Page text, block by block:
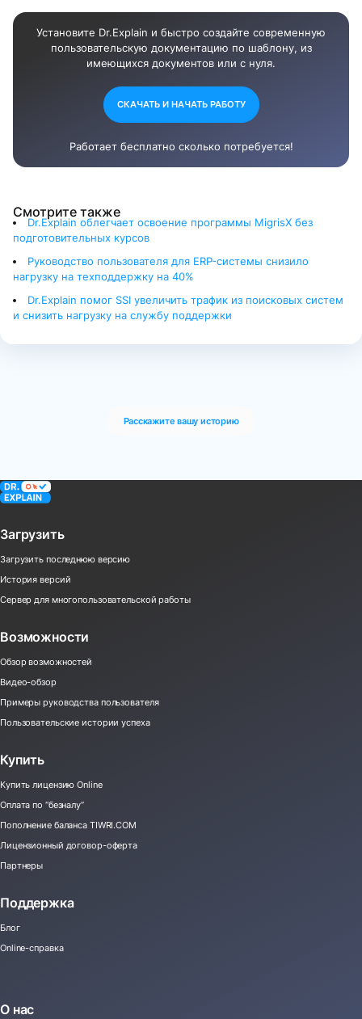
Установите Dr.Explain и быстро создайте современную
пользовательскую документацию по шаблону, из
имеющихся документов или с нуля.
СКАЧАТЬ И НАЧАТЬ РАБОТУ
Работает бесплатно сколько потребуется!
Смотрите также
Dr.Explain облегчает освоение программы MigrisX без
подготовительных курсов
Руководство пользователя для ERP-системы снизило
нагрузку на техподдержку на 40%
Dr.Explain помог SSI увеличить трафик из поисковых систем
и снизить нагрузку на службу поддержки
Расскажите вашу историю
Загрузить
Загрузить последнюю версию
История версий
Сервер для многопользовательской работы
Возможности
Обзор возможностей
Видео-обзор
Примеры руководства пользователя
Пользовательские истории успеха
Купить
Купить лицензию Online
Оплата по “безналу”
Пополнение баланса TIWRI.COM
Лицензионный договор-оферта
Партнеры
Поддержка
Блог
Online-справка
О нас